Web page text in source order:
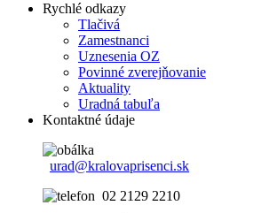
Rychlé odkazy
Tlačivá
Zamestnanci
Uznesenia OZ
Povinné zverejňovanie
Aktuality
Uradná tabuľa
Kontaktné údaje
urad@kralovaprisenci.sk
02 2129 2210